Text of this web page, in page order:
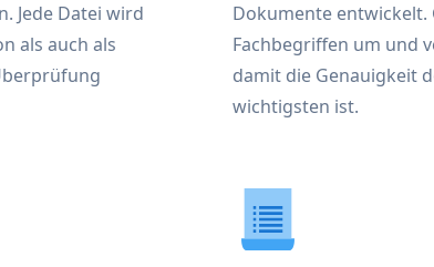
Jede Datei wird
als auch als
Dokumente entwickelt.
Fachbegriffen um und
damit die Genauigkeit
wichtigsten ist.